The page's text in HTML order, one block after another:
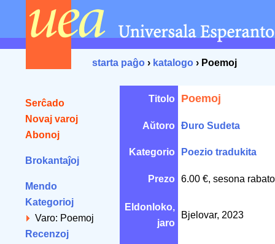
starta paĝo › katalogo › Poemoj
Serĉado
Novaj varoj
Abonoj
Brokantaĵoj
Mendo
Kategorioj
Varo: Poemoj
Recenzoj
Titolo Poemoj
Aŭtoro Đuro Sudeta
Kategorio Poezio tradukita
Prezo 6.00 €, sesona
Eldonloko,
jaro
Bjelovar, 2023